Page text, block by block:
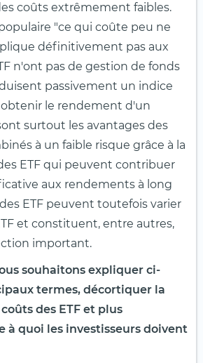
coûts extrêmement faibles.
"ce qui coûte peu ne
définitivement pas aux
n'ont pas de gestion de fonds
passivement un indice
le rendement d'un
surtout les avantages des
à un faible risque grâce à la
ETF qui peuvent contribuer
aux rendements à long
ETF peuvent toutefois varier
et constituent, entre autres,
important.
souhaitons expliquer ci-
termes, décortiquer la
des ETF et plus
à quoi les investisseurs doivent